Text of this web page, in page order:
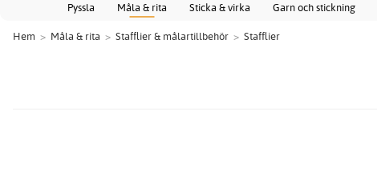
Pyssla Måla & rita Sticka & virka Garn och stickning
Hem > Måla & rita > Stafflier & målartillbehör > Stafflier